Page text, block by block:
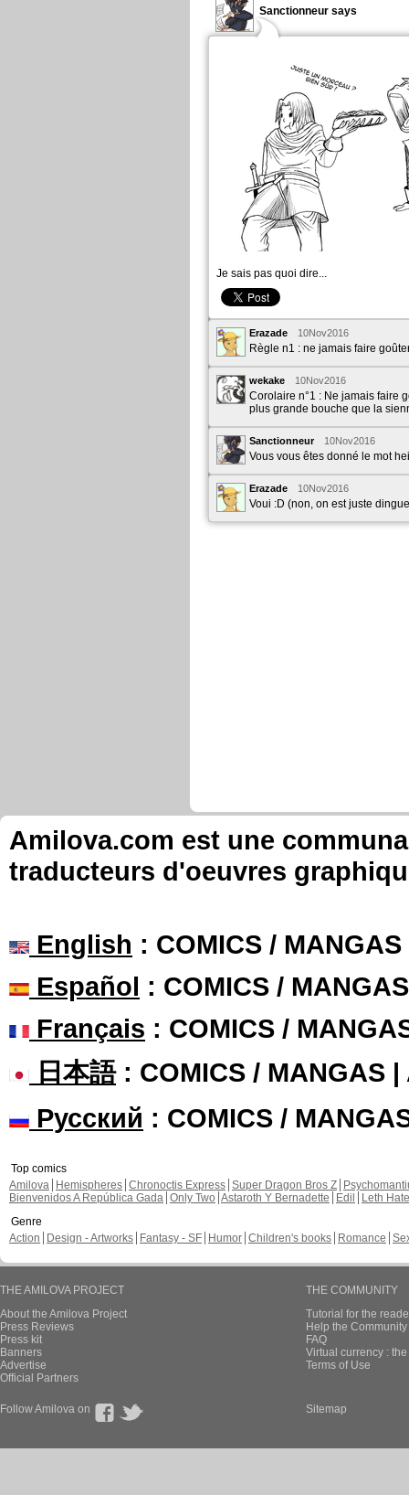
Sanctionneur says
Je sais pas quoi dire...
Erazade 10Nov2016
Règle n1 : ne jamais faire
wekake 10Nov2016
Corolaire n°1 : Ne jamais faire
plus grande bouche que la
Sanctionneur 10Nov2016
Vous vous êtes donné le mot
Erazade 10Nov2016
Voui :D (non, on est juste
Amilova.com est une
traducteurs d'oeuvres
English : COMICS /
Español : COMICS /
Français : COMICS /
日本語: COMICS / MANGAS |
Русский : COMICS /
Top comics
Amilova
Hemispheres Chronoctis Express Super Dragon Bros Z
Bienvenidos A República Gada Only Two Astaroth Y Bernadette Edil
Leth Hate
Genre
Action
Design - Artworks Fantasy - SF Humor Children's books Romance
THE AMILOVA PROJECT
About the Amilova Project
Press Reviews
Press kit
Banners
Advertise
Official Partners
THE COMMUNITY
Tutorial for the
Help the
FAQ
Virtual currency :
Terms of Use
Follow Amilova on Sitemap